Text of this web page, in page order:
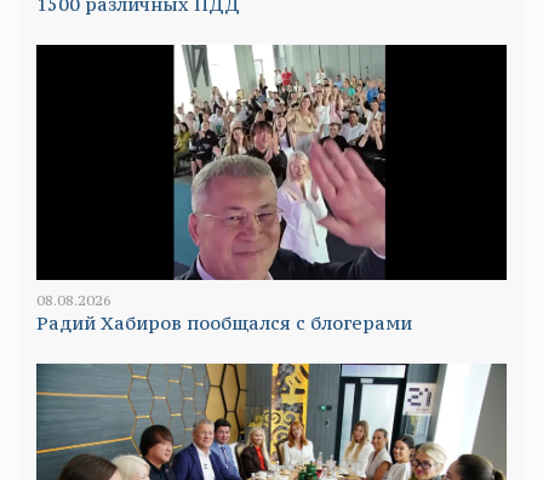
08.08.2026
Радий Хабиров пообщался с блогерами